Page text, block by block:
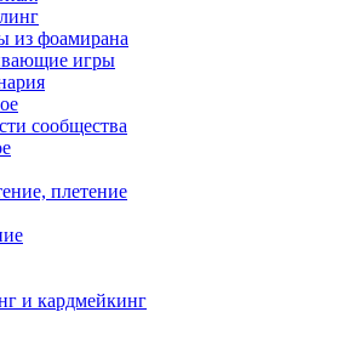
из фоамирана
игры
сообщества
плетение
и кардмейкинг